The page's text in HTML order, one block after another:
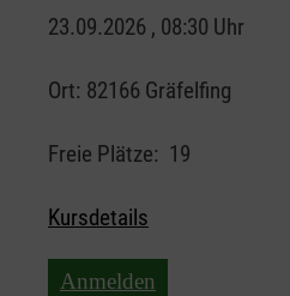
23.09.2026 , 08:30 Uhr
Ort: 82166 Gräfelfing
Freie Plätze: 19
Kursdetails
Anmelden